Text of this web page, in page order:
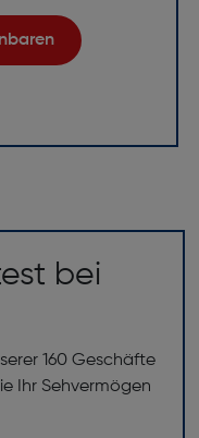
bei
160 Geschäfte
Ihr Sehvermögen